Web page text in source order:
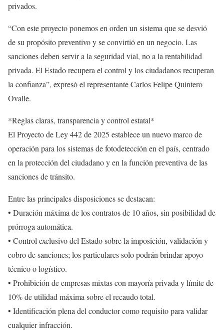
privados.
“Con este proyecto ponemos en orden un sistema que se desvió
de su propósito preventivo y se convirtió en un negocio. Las
sanciones deben servir a la seguridad vial, no a la rentabilidad
privada. El Estado recupera el control y los ciudadanos recuperan
la confianza”, expresó el representante Carlos Felipe Quintero
Ovalle.
*Reglas claras, transparencia y control estatal*
El Proyecto de Ley 442 de 2025 establece un nuevo marco de
operación para los sistemas de fotodetección en el país, centrado
en la protección del ciudadano y en la función preventiva de las
sanciones de tránsito.
Entre las principales disposiciones se destacan:
• Duración máxima de los contratos de 10 años, sin posibilidad de
prórroga automática.
• Control exclusivo del Estado sobre la imposición, validación y
cobro de sanciones; los particulares solo podrán brindar apoyo
técnico o logístico.
• Prohibición de empresas mixtas con mayoría privada y límite de
10% de utilidad máxima sobre el recaudo total.
• Identificación plena del conductor como requisito para validar
cualquier infracción.